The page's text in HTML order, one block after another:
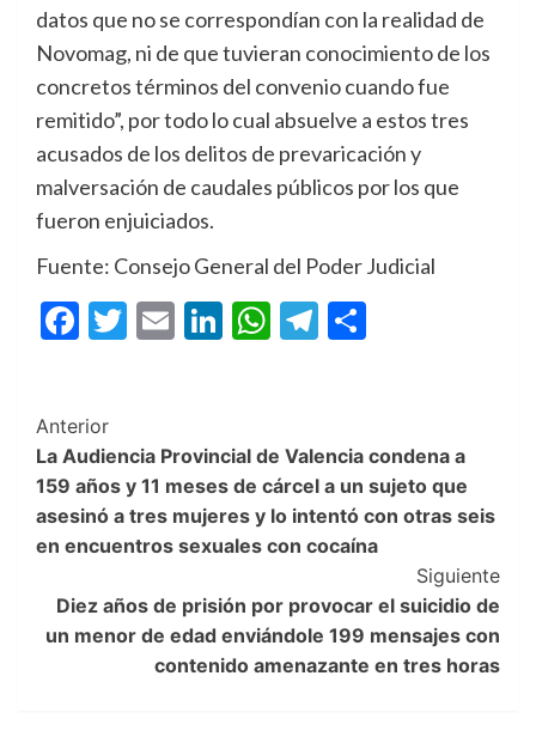
datos que no se correspondían con la realidad de
Novomag, ni de que tuvieran conocimiento de los
concretos términos del convenio cuando fue
remitido”, por todo lo cual absuelve a estos tres
acusados de los delitos de prevaricación y
malversación de caudales públicos por los que
fueron enjuiciados.
Fuente: Consejo General del Poder Judicial
Facebook
Twitter
EmailLinkedIn
WhatsApp
Telegram
Post
Navigation
Anterior
La Audiencia Provincial de Valencia condena a
159 años y 11 meses de cárcel a un sujeto que
asesinó a tres mujeres y lo intentó con otras seis
en encuentros sexuales con cocaína
Siguiente
Diez años de prisión por provocar el suicidio de
un menor de edad enviándole 199 mensajes con
contenido amenazante en tres horas